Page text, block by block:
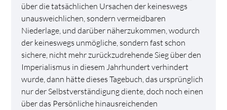
über die tatsächlichen Ursachen der keineswegs
unausweichlichen, sondern vermeidbaren
Niederlage, und darüber näherzukommen, wodurch
der keineswegs unmögliche, sondern fast schon
sichere, nicht mehr zurückzudrehende Sieg über den
Imperialismus in diesem Jahrhundert verhindert
wurde, dann hätte dieses Tagebuch, das ursprünglich
nur der Selbstverständigung diente, doch noch einen
über das Persönliche hinausreichenden